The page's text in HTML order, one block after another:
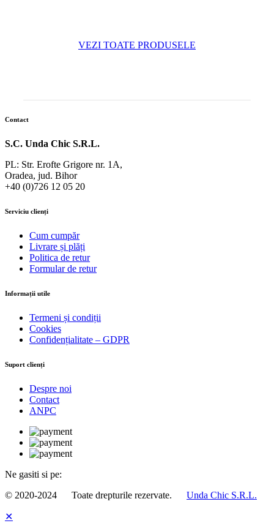
VEZI TOATE PRODUSELE
Contact
S.C. Unda Chic S.R.L.
PL: Str. Erofte Grigore nr. 1A,
Oradea, jud. Bihor
+40 (0)726 12 05 20
Serviciu clienți
Cum cumpăr
Livrare și plăți
Politica de retur
Formular de retur
Informații utile
Termeni și condiții
Cookies
Confidențialitate – GDPR
Suport clienți
Despre noi
Contact
ANPC
Ne gasiti si pe:
© 2020-2024
Toate drepturile rezervate. Unda Chic S.R.L.
✕